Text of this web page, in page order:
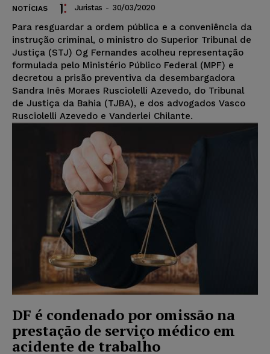
NOTÍCIAS Juristas - 30/03/2020
Para resguardar a ordem pública e a conveniência da
instrução criminal, o ministro do Superior Tribunal de
Justiça (STJ) Og Fernandes acolheu representação
formulada pelo Ministério Público Federal (MPF) e
decretou a prisão preventiva da desembargadora
Sandra Inês Moraes Rusciolelli Azevedo, do Tribunal
de Justiça da Bahia (TJBA), e dos advogados Vasco
Rusciolelli Azevedo e Vanderlei Chilante.
DF é condenado por omissão na
prestação de serviço médico em
acidente de trabalho